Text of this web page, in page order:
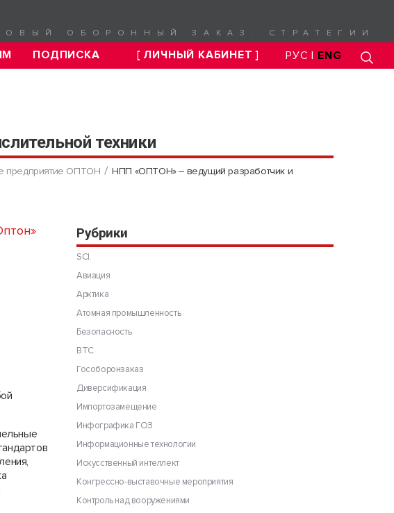
ОБОРОННЫЙ ЗАКАЗ. СТРАТЕГИИ
ПОДПИСКА [ ЛИЧНЫЙ КАБИНЕТ ] РУС | ENG
техники
предприятие ОПТОН
НПП «ОПТОН» – ведущий разработчик и
Рубрики
SCI.
Авиация
Арктика
Атомная промышленность
Безопасность
ВТС
Гособоронзаказ
Диверсификация
Импортозамещение
Инфографика ГОЗ
Информационные технологии
Искусственный интеллект
Конгрессно-выставочные мероприятия
Контроль над вооружениями